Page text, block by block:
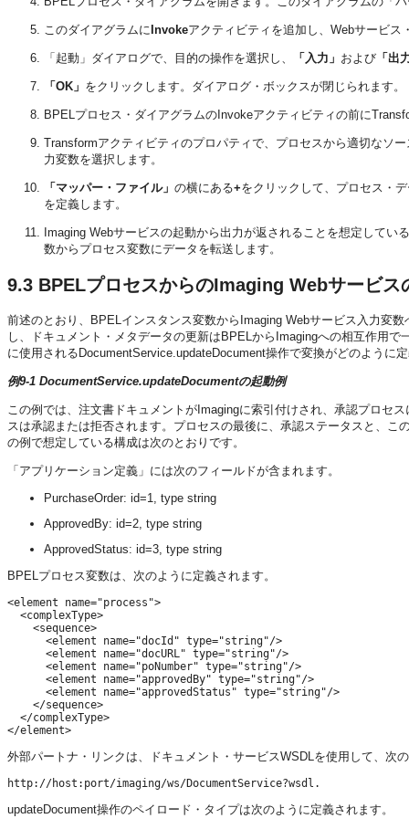
このダイアグラムに Invokeアクティビティを追加し、Webサービ
「起動」ダイアログで、目的の操作を選択し、 「入力」 および 「出
「OK」 をクリックします。ダイアログ・ボックスが閉じられます。
BPELプロセス・ダイアグラムのInvokeアクティビティの前に
Transformアクティビティのプロパティで、プロセスから適切なソ
力変数を選択します。
「マッパー・ファイル」 の横にある+をクリックして、プロセス・
を定義します。
Imaging Webサービスの起動から出力が返されることを想定して
数からプロセス変数にデータを転送します。
9.3 BPELプロセスからのImaging Webサービス
前述のとおり、BPELインスタンス変数からImaging Webサービス入力変
し、ドキュメント・メタデータの更新はBPELからImagingへの相互作用で
に使用されるDocumentService.updateDocument操作で変換がどのように
例9-1 DocumentService.updateDocumentの起動例
この例では、注文書ドキュメントがImagingに索引付けされ、承認プロセ
スは承認または拒否されます。プロセスの最後に、承認ステータスと、
の例で想定している構成は次のとおりです。
「アプリケーション定義」には次のフィールドが含まれます。
PurchaseOrder: id=1, type string
ApprovedBy: id=2, type string
ApprovedStatus: id=3, type string
BPELプロセス変数は、次のように定義されます。
<element name="process">
  <complexType>
    <sequence>
      <element name="docId" type="string"/>
      <element name="docURL" type="string"/>
      <element name="poNumber" type="string"/>
      <element name="approvedBy" type="string"/>
      <element name="approvedStatus" type="string"/>
    </sequence>
  </complexType>
外部パートナ・リンクは、ドキュメント・サービスWSDLを使用して、次
updateDocument操作のペイロード・タイプは次のように定義されます。